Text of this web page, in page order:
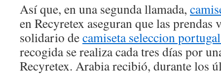
Así que, en una segunda llamada,
en Recyretex aseguran que las prendas
solidario decamiseta seleccion
recogida se realiza cada tres días por
Recyretex. Arabia recibió, durante los